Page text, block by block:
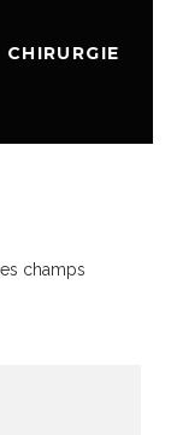
Les champs